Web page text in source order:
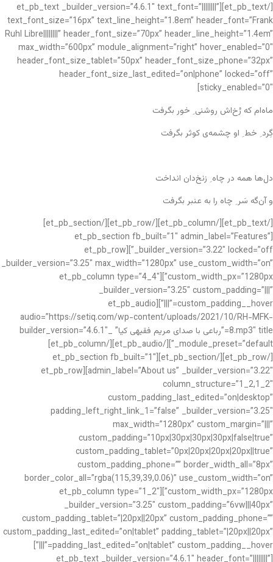
[/et_pb_text][et_pb_text _builder_version=”4.6.1″ text_font=”||||||||”
text_font_size=”16px” text_line_height=”1.8em” header_font=”Frank
Ruhl Libre||||||||” header_font_size=”70px” header_line_height=”1.4em”
max_width=”600px” module_alignment=”right” hover_enabled=”0″
header_font_size_tablet=”50px” header_font_size_phone=”32px”
header_font_size_last_edited=”on|phone” locked=”off”
sticky_enabled=”0″]
ماه‌ام که رُخ‌اش روشنی ِ خور بگرفت
گِرد ِ خط ِ او چشمه‌ی کوثر بگرفت
دل‌ها همه در چاه ِ زنخ‌دان انداخت
و آن‌گه سَر ِ چاه را به عنبر بگرفت
[/et_pb_text][/et_pb_column][/et_pb_row][/et_pb_section]
[et_pb_section fb_built=”1″ admin_label=”Features”
_builder_version=”3.22″ locked=”off”][et_pb_row
_builder_version=”3.25″ max_width=”1280px” use_custom_width=”on”
custom_width_px=”1280px”][et_pb_column type=”4_4″
_builder_version=”3.25″ custom_padding=”|||”
custom_padding__hover=”|||”][et_pb_audio
audio=”https://setiq.com/wp-content/uploads/2021/10/RH-MFK-
8.mp3″ title=”رباعی با صدای مریم فقیهی کیا” _builder_version=”4.6.1″
_module_preset=”default”][/et_pb_audio][/et_pb_column]
[/et_pb_row][/et_pb_section][et_pb_section fb_built=”1″
admin_label=”About us” _builder_version=”3.22″][et_pb_row
column_structure=”1_2,1_2″
custom_padding_last_edited=”on|desktop”
padding_left_right_link_1=”false” _builder_version=”3.25″
max_width=”1280px” custom_margin=”|||”
custom_padding=”10px|30px|30px|30px|false|true”
custom_padding_tablet=”0px|20px|20px|20px||true”
custom_padding_phone=”” border_width_all=”8px”
border_color_all=”rgba(115,39,39,0.06)” use_custom_width=”on”
custom_width_px=”1280px”][et_pb_column type=”1_2″
_builder_version=”3.25″ custom_padding=”6vw|||40px”
custom_padding_tablet=”|20px||20px” custom_padding_phone=””
custom_padding_last_edited=”on|tablet” padding_tablet=”|20px||20px”
padding_last_edited=”on|tablet” custom_padding__hover=”|||”]